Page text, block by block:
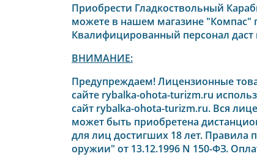
Приобрести Гладкоствольный
можете в нашем магазине "Компас"
Квалифицированный персонал
ВНИМАНИЕ:
Предупреждаем! Лицензионные
сайте rybalka-ohota-turizm.ru
сайт rybalka-ohota-turizm.ru. Вся
может быть приобретена
для лиц достигших 18 лет. Правила
оружии" от 13.12.1996 N 150-ФЗ.